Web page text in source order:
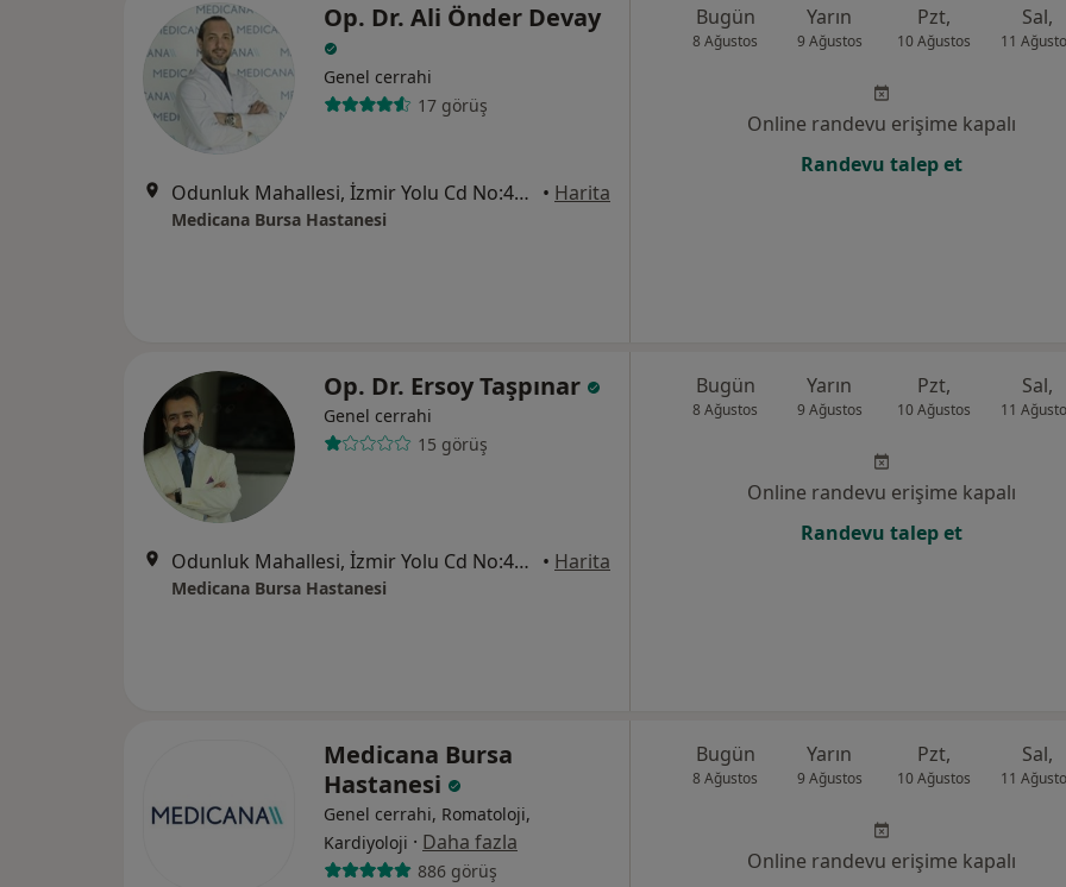
Op. Dr. Ali Önder Devay
Genel cerrahi
17 görüş
Odunluk Mahallesi, İzmir Yolu Cd No:41, Nilüfer • Harita
Medicana Bursa Hastanesi
Bugün
8 Ağustos
Yarın
9 Ağustos
Pzt,
10 Ağustos
Sal,
11
Online randevu erişime kapalı
Randevu talep et
Op. Dr. Ersoy Taşpınar
Genel cerrahi
15 görüş
Odunluk Mahallesi, İzmir Yolu Cd No:41, Nilüfer • Harita
Medicana Bursa Hastanesi
Bugün
8 Ağustos
Yarın
9 Ağustos
Pzt,
10 Ağustos
Sal,
11
Online randevu erişime kapalı
Randevu talep et
Medicana Bursa
Hastanesi
Genel cerrahi, Romatoloji,
Kardiyoloji · Daha fazla
886 görüş
Bugün
8 Ağustos
Yarın
9 Ağustos
Pzt,
10 Ağustos
Sal,
11
Online randevu erişime kapalı